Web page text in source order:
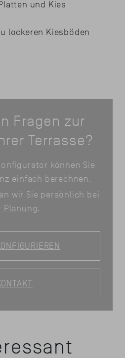
lockeren Kiesböden
Fragen zur
Terrasse?
können Sie
einfach berechnen.
wir Sie persönlich bei
Planung.